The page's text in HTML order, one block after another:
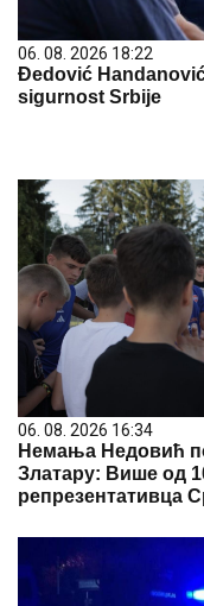
06. 08. 2026 18:22
Đedović
sigurnost Srbije
06. 08. 2026 16:34
Немања Недовић
Златару: Више од
репрезентативца